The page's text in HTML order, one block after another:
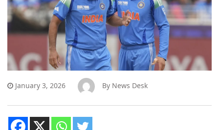
January 3, 2026 By News Desk